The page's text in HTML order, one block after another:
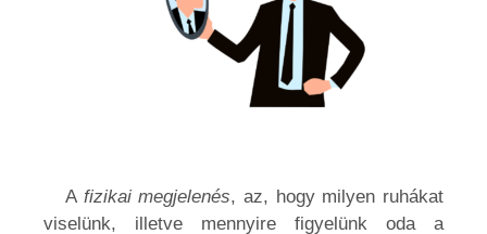
A fizikai megjelenés, az, hogy milyen ruhákat
viselünk, illetve mennyire figyelünk oda a